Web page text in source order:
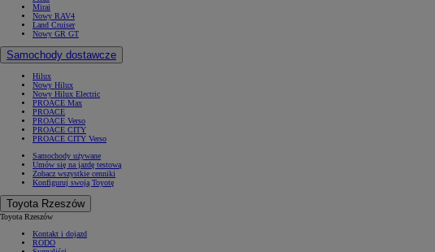
Mirai
Nowy RAV4
Land Cruiser
Nowy GR GT
Samochody dostawcze
Hilux
Nowy Hilux
Nowy Hilux Electric
PROACE Max
PROACE
PROACE Verso
PROACE CITY
PROACE CITY Verso
Samochody używane
Umów się na jazdę testową
Zobacz wszystkie cenniki
Konfiguruj swoją Toyotę
Toyota Rzeszów
Toyota Rzeszów
Kontakt i dojazd
RODO